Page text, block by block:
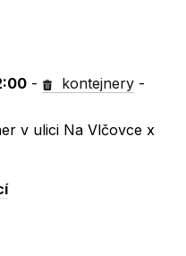
- kontejnery -
v ulici Na Vlčovce x